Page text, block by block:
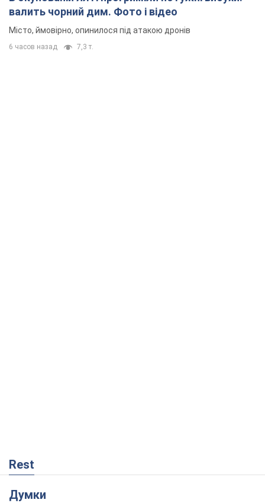
валить чорний дим. Фото і відео
Місто, ймовірно, опинилося під атакою дронів
6 часов назад 7,3 т.
Rest
Думки